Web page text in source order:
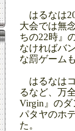
はるなは
大会では無
ちの22時』
なければバ
な罰ゲーム
はるなは
るなど、万
Virgin』の
パタヤのホ
た。